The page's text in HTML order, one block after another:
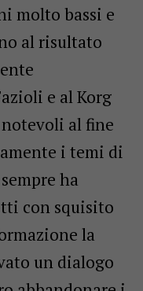
molto bassi e
al risultato
e al Korg
al fine
i temi di
ha
con squisito
la
un dialogo